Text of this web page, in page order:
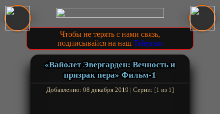
Чтобы не терять с нами связь,
подписывайся на наш Telegram
«Вайолет Эвергарден: Вечность и
призрак пера» Фильм-1
Добавленно: 08 декабря 2019 | Серии: [1 из 1]